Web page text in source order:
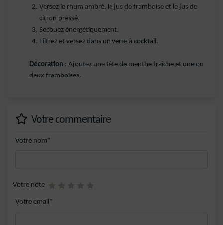
Versez le rhum ambré, le jus de framboise et le jus de
citron pressé.
Secouez énergétiquement.
Filtrez et versez dans un verre à cocktail.
Décoration : Ajoutez une tête de menthe fraîche et une ou
deux framboises.
Votre commentaire
Votre nom*
Votre note
Votre email*